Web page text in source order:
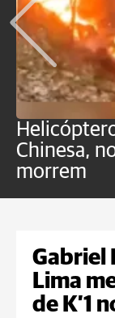
Chinesa,
morrem
Gabriel
Lima
de K’1